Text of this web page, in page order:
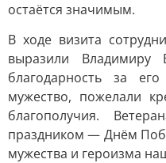
остаётся значимым.
В ходе визита
выразили Владимиру
благодарность за
мужество, пожелали
благополучия.
праздником — Днём
мужества и героизма